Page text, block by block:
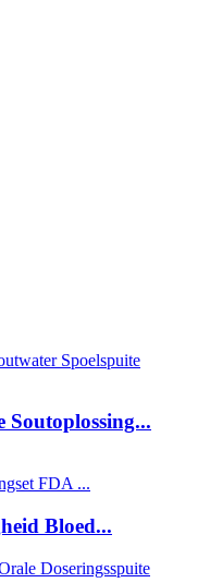
Soutoplossing...
Bloed...